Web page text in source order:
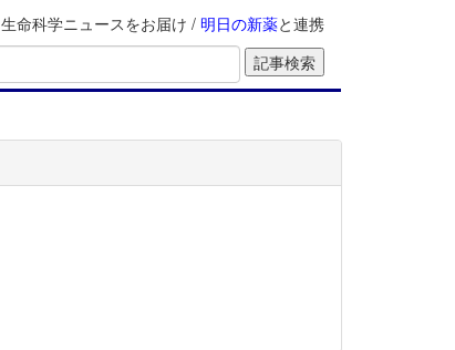
生命科学ニュースをお届け / 明日の新薬と連携